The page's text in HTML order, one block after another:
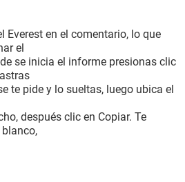
Everest en el comentario, lo que
el
se inicia el informe presionas clic
te pide y lo sueltas, luego ubica el
después clic en Copiar. Te